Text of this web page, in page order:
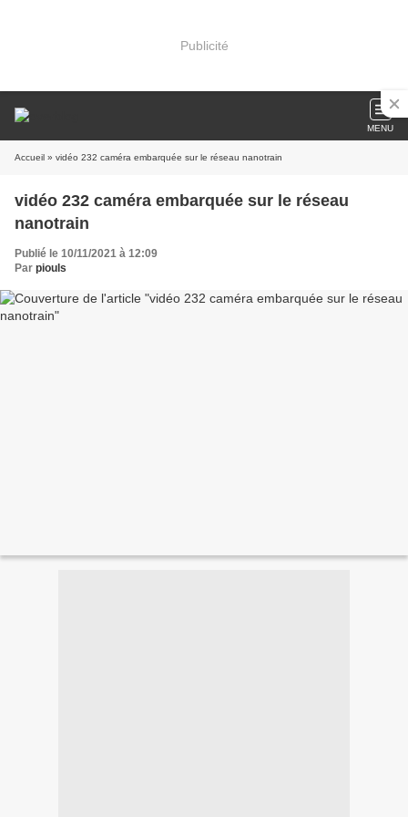
Publicité
MENU
Accueil » vidéo 232 caméra embarquée sur le réseau nanotrain
vidéo 232 caméra embarquée sur le réseau
nanotrain
Publié le 10/11/2021 à 12:09
Par piouls